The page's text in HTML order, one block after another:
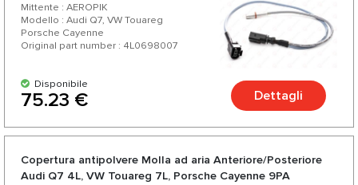
Mittente : AEROPIK
Modello : Audi Q7, VW Touareg
Porsche Cayenne
Original part number : 4L0698007
Disponibile
75.23 € Dettagli
Copertura antipolvere Molla ad aria Anteriore/Posteriore
Audi Q7 4L, VW Touareg 7L, Porsche Cayenne 9PA